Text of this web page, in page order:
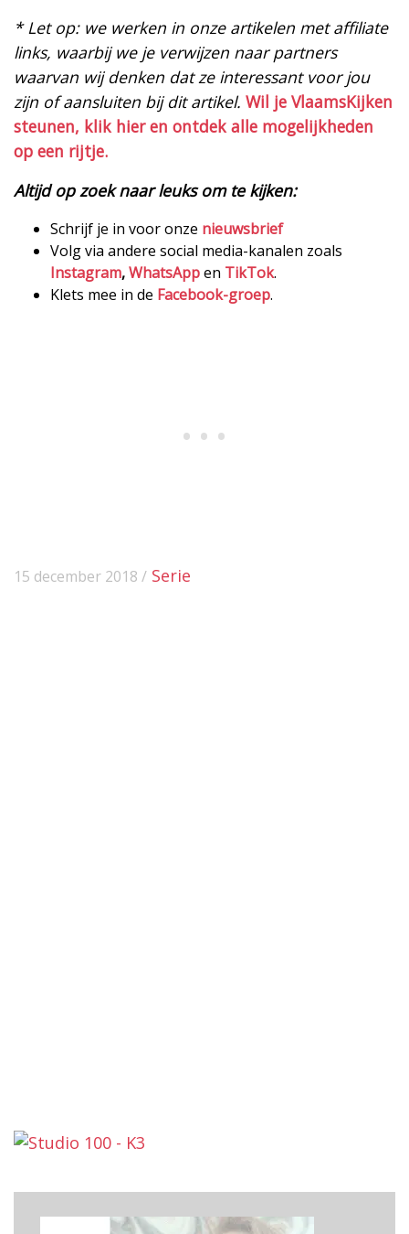
* Let op: we werken in onze artikelen met affiliate
links, waarbij we je verwijzen naar partners
waarvan wij denken dat ze interessant voor jou
zijn of aansluiten bij dit artikel. Wil je VlaamsKijken
steunen, klik hier en ontdek alle mogelijkheden
op een rijtje.
Altijd op zoek naar leuks om te kijken:
Schrijf je in voor onze nieuwsbrief
Volg via andere social media-kanalen zoals
Instagram,WhatsAppen TikTok.
Klets mee in de Facebook-groep.
15 december 2018 / Serie